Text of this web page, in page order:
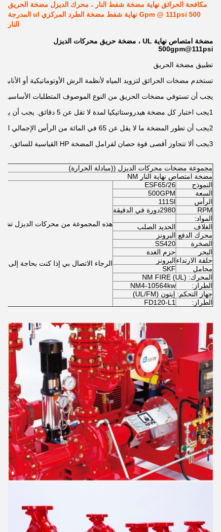
مكافحة الحرائق نهاية مضخة شفط النار ، محرك الديزل مضخة الحريق
500 Gpm @ 111psi نهاية شفط مضخة الطرد المركزي ul المدرجة
النار
مضخة امتصاص نهاية UL ، مضخة حريق محركات الديزل
500gpm@111psi
3يجب ألا تتجاوز أقصى قوة حصان لفرامل المضخة HP القياسية للسائق، بما في ذلك عامل الخدمة.
مجموعة مضخات محركات الديزل ((مبادلة الحرارة)
مضخة امتصاص نهاية النار NM
النموذج
ESF65/26
الرجاء الاتصال بي إذا كنت بحاجة إلى
السعة
500GPM
الرأس
111SI
RPM
2980دورة في الدقيقة
المواد:
الغلاف
الحديد الصلب
محرك الدفع البرونز
الصخرة
SS420
البحر
حزم الغدة
حلقة الارتداءالبرونز
محامل
SKF
المحرك: NM FIRE (UL)
الطراز:
NM4-10564kw
جهاز التحكم: إيتون (UL/FM)
الطراز:
FD120-L1